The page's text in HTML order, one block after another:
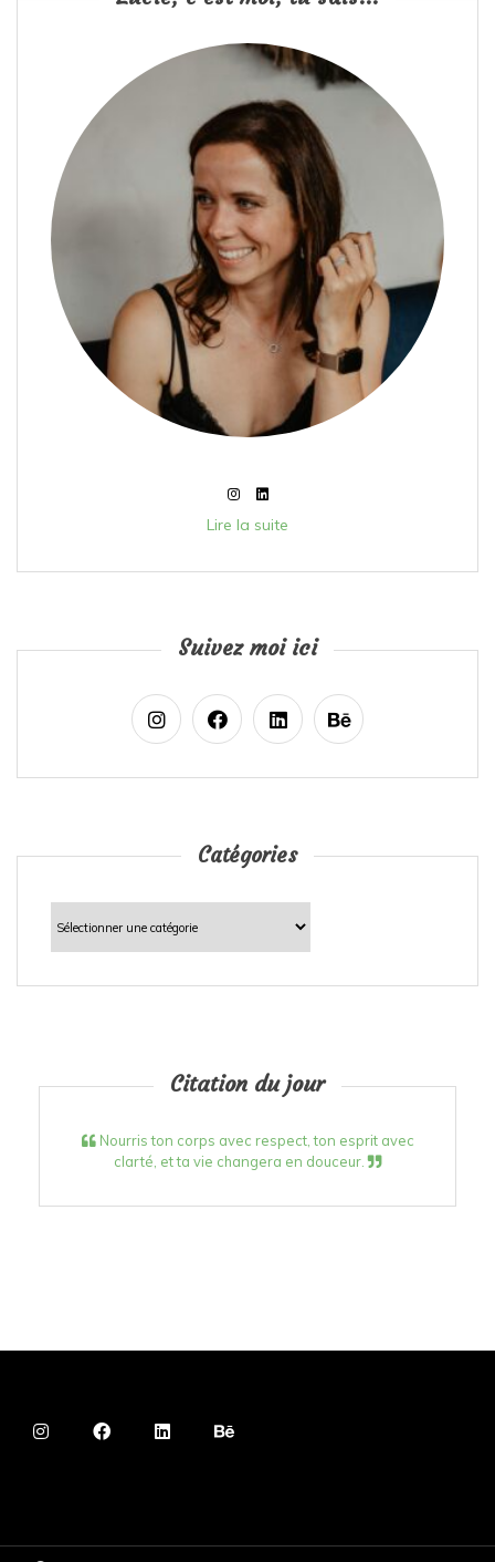
Lire la suite
Suivez moi ici
Catégories
Catégories
Citation du jour
Nourris ton corps avec respect, ton esprit avec
clarté, et ta vie changera en douceur.